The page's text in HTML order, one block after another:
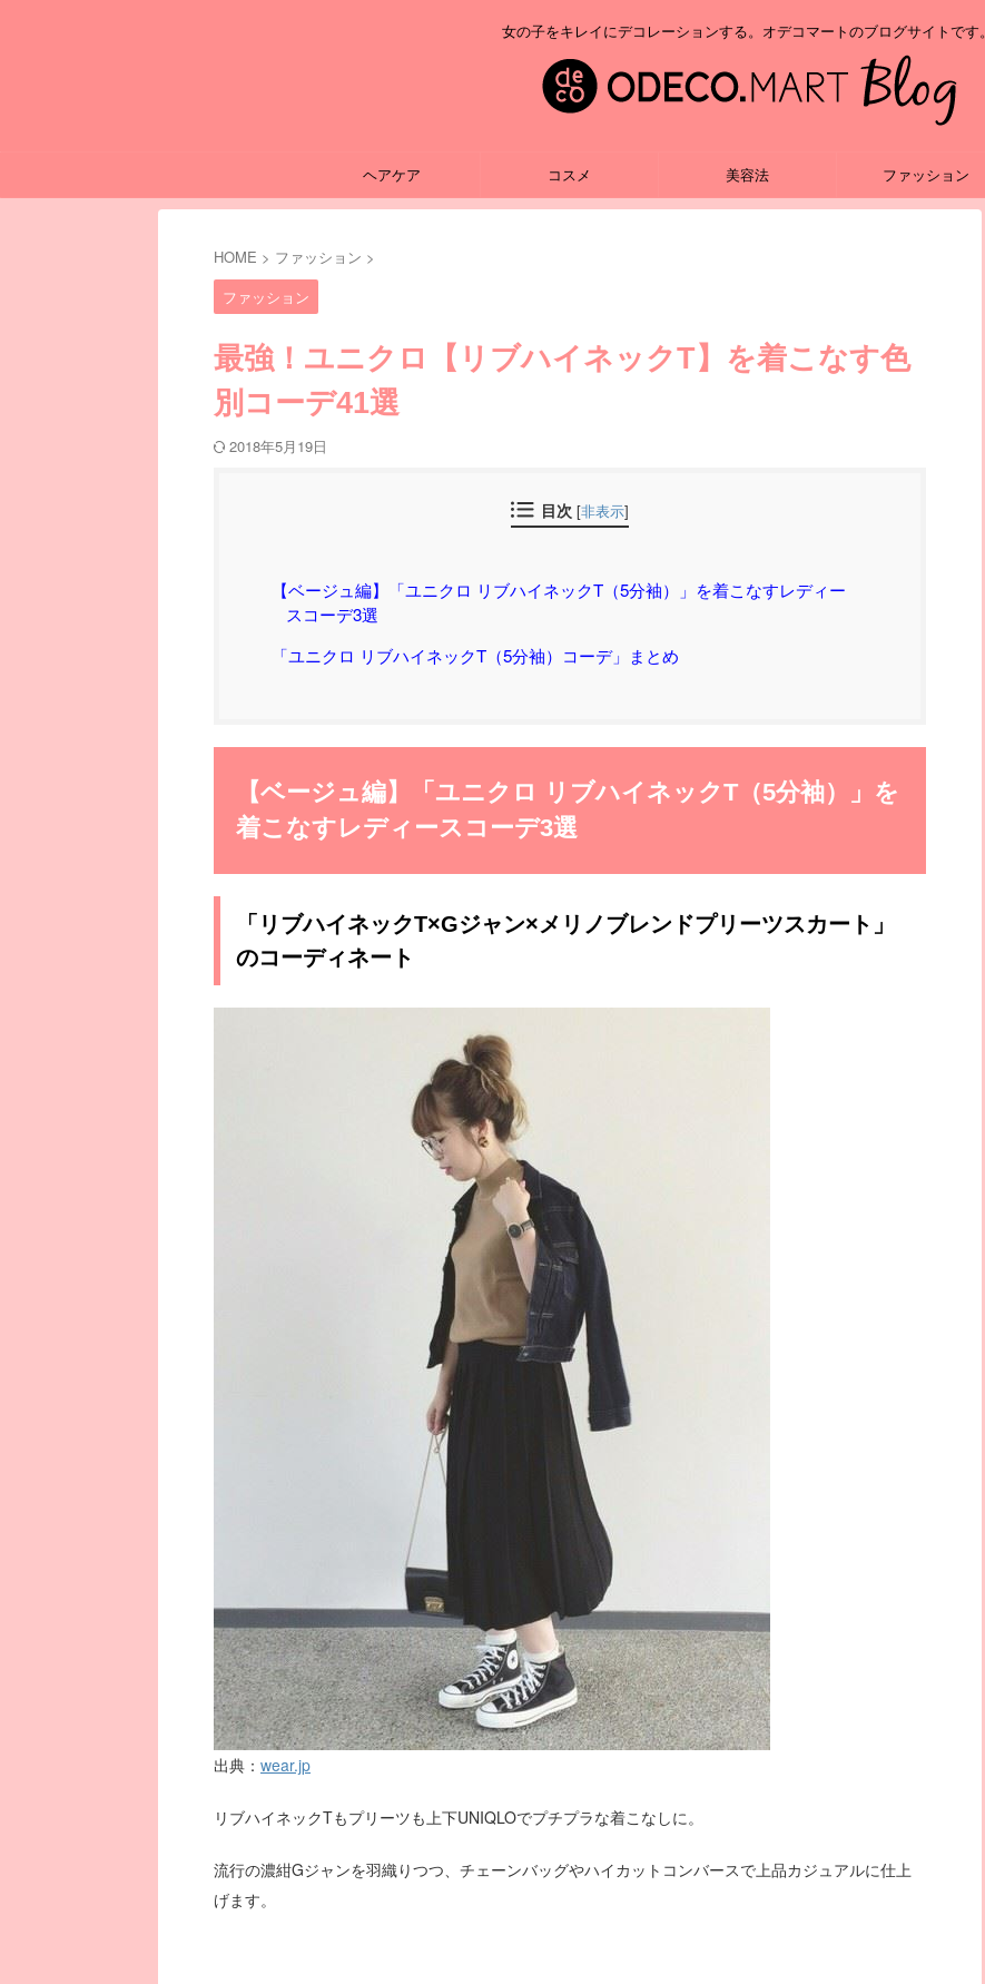
女の子をキレイにデコレーションする。オデコマートのブログサイトです。
ヘアケア コスメ 美容法 ファッション
HOME > ファッション >
ファッション
最強！ユニクロ【リブハイネックT】を着こなす色
別コーデ41選
2018年5月19日
目次 [非表示]
【ベージュ編】「ユニクロ リブハイネックT（5分袖）」を着こなすレディー
スコーデ3選
「ユニクロ リブハイネックT（5分袖）コーデ」まとめ
【ベージュ編】「ユニクロ リブハイネックT（5分袖）」を
着こなすレディースコーデ3選
「リブハイネックT×Gジャン×メリノブレンドプリーツスカート」
のコーディネート
出典： wear.jp
リブハイネックTもプリーツも上下UNIQLOでプチプラな着こなしに。
流行の濃紺Gジャンを羽織りつつ、チェーンバッグやハイカットコンバースで上品カジュアルに仕上
げます。